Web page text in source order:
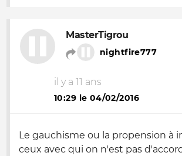
MasterTigrou
nightfire777
il y a 11 ans
10:29 le 04/02/2016
Le gauchisme ou la propension à
ceux avec qui on n'est pas